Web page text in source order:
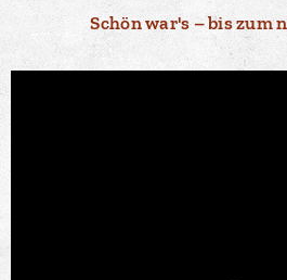
Schön war's – bis zum